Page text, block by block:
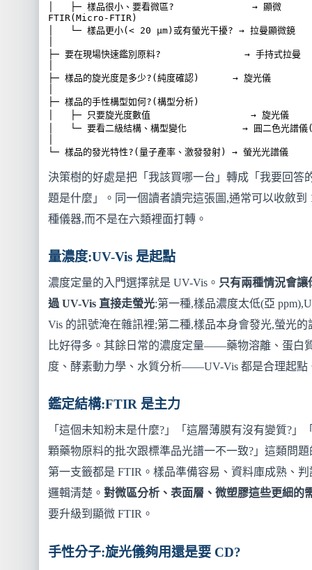
│   ├─ 樣品很小、要看微區?              → 顯微
FTIR(Micro-FTIR)
│   └─ 樣品更小(< 20 μm)或有螢光干擾? → 拉曼顯微鏡
├─ 要在現場快速鑑別原料?               → 手持式拉曼
├─ 樣品的旋光度是多少?(純度確認)      → 旋光儀
├─ 樣品的手性構型如何?(構型分析)
│   ├─ 只要旋光度數值                  → 旋光儀
│   └─ 要看二級結構、構型變化          → 圓二色光譜儀
└─ 樣品的發光特性?(量子產率、激發發射) → 螢光光譜儀
決策樹的好處是把「我該買哪一台」轉成「我要回答
題是什麼」。同一個讀者讀完這張圖,通常可以收斂到
種儀器,而不是在六類裡面打轉。
量濃度:UV-Vis 是起點
濃度定量的入門選擇就是 UV-Vis。 只有兩種情況會讓
過 UV-Vis 直接走螢光:第一種,樣品濃度太低(亞
Vis 的訊號淹在雜訊裡;第二種,樣品本身會發光,螢光的
比好得多。其餘日常的濃度定量——藥物溶離、蛋白
度、酵素動力學、水質分析——UV-Vis 都是合理起點
鑑定結構:FTIR 是主力
「這個未知粉末是什麼?」「這層薄膜有沒有變質?」
顆藥物原料的批次跟標準品光譜一不一致?」這類問題
第一支籤都是 FTIR。樣品準備容易、資料庫成熟、判
邏輯清楚。 對微區分析、表面層、微塑膠這些更細的
要升級到顯微 FTIR。
手性分子:旋光儀夠用還是要 CD?